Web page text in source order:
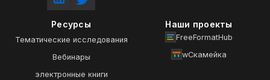
Ресурсы
Тематические исследования
Вебинары
электронные книги
Наши проекты
FreeFormatHub
wСкамейка